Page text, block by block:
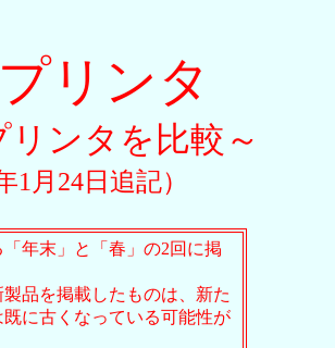
リンタ
ンタを比較～
1月24日追記）
年末」と「春」の2回に掲
品を掲載したものは、新た
に古くなっている可能性が